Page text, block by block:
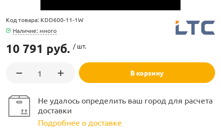
Код товара: KDD600-11-1W
Наличие: много
10 791 руб. / шт.
В корзину
Не удалось определить ваш город для расчета
доставки
Подробнее о доставке